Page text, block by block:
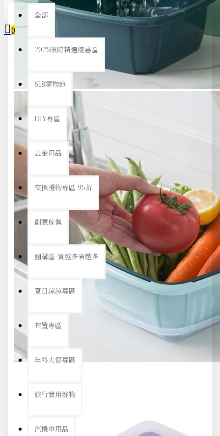
全部
2025限時精選優惠區
618購物節
DIY專區
五金用品
交換禮物專區 95折
創意傢俱
團購區-買越多省越多
夏日涼涼專區
布置專區
年終大促專區
旅行實用好物
汽機車用品
0
您的購物車內沒有商品！